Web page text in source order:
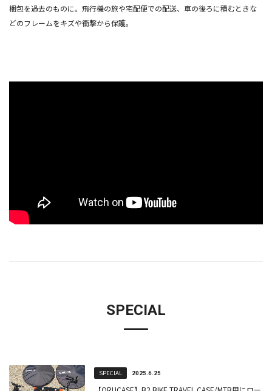
梱包を過去のものに。飛行機の旅や宅配便での配送、車の後ろに積むときな
どのフレームをキズや衝撃から保護。
SPECIAL